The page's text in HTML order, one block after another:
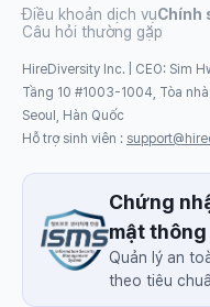
Điều khoản dịch vụChính
Câu hỏi thường gặp
HireDiversity Inc. | CEO: Sim
Tầng 10 #1003-1004, Tòa
Seoul, Hàn Quốc
Hỗ trợ sinh viên :
Chứng
mật thông
Quản lý an
theo tiêu